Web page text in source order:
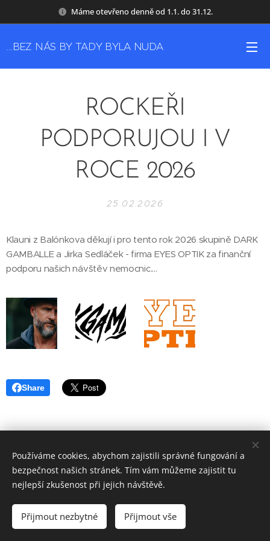
Máme otevřeno denně od 1.1. do 31.12.
...BEZ NÁS BY TADY BYLA NUDA
ROCKEŘI
PODPORUJOU I V
ROCE 2026
25.02.2026
Klauni z Balónkova děkují i pro tento rok 2026 skupině DARK
GAMBALLE a Jirka Sedláček - firma EYES OPTIK za finanční
podporu našich návštěv nemocnic....
Share
© 2022 Klauni z Balónkova
Vytvořeno službou Webnode
Používáme cookies, abychom zajistili správné fungování a
bezpečnost našich stránek. Tím vám můžeme zajistit tu
nejlepší zkušenost při jejich návštěvě.
Přijmout nezbytné Přijmout vše